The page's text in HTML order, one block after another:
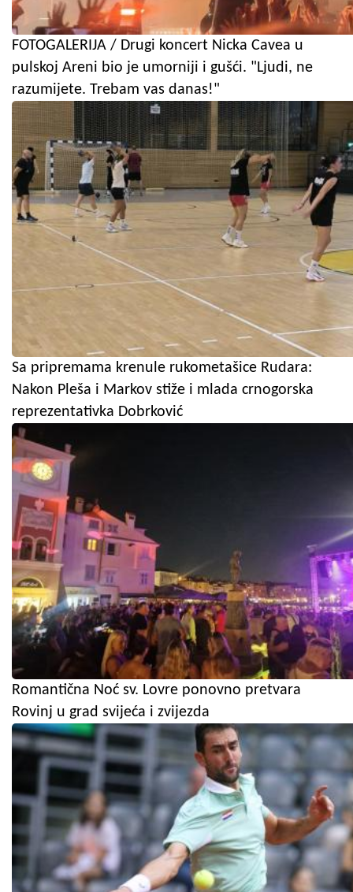
FOTOGALERIJA / Drugi koncert Nicka Cavea u
pulskoj Areni bio je umorniji i gušći. "Ljudi, ne
razumijete. Trebam vas danas!"
Sa pripremama krenule rukometašice Rudara:
Nakon Pleša i Markov stiže i mlada crnogorska
reprezentativka Dobrković
Romantična Noć sv. Lovre ponovno pretvara
Rovinj u grad svijeća i zvijezda